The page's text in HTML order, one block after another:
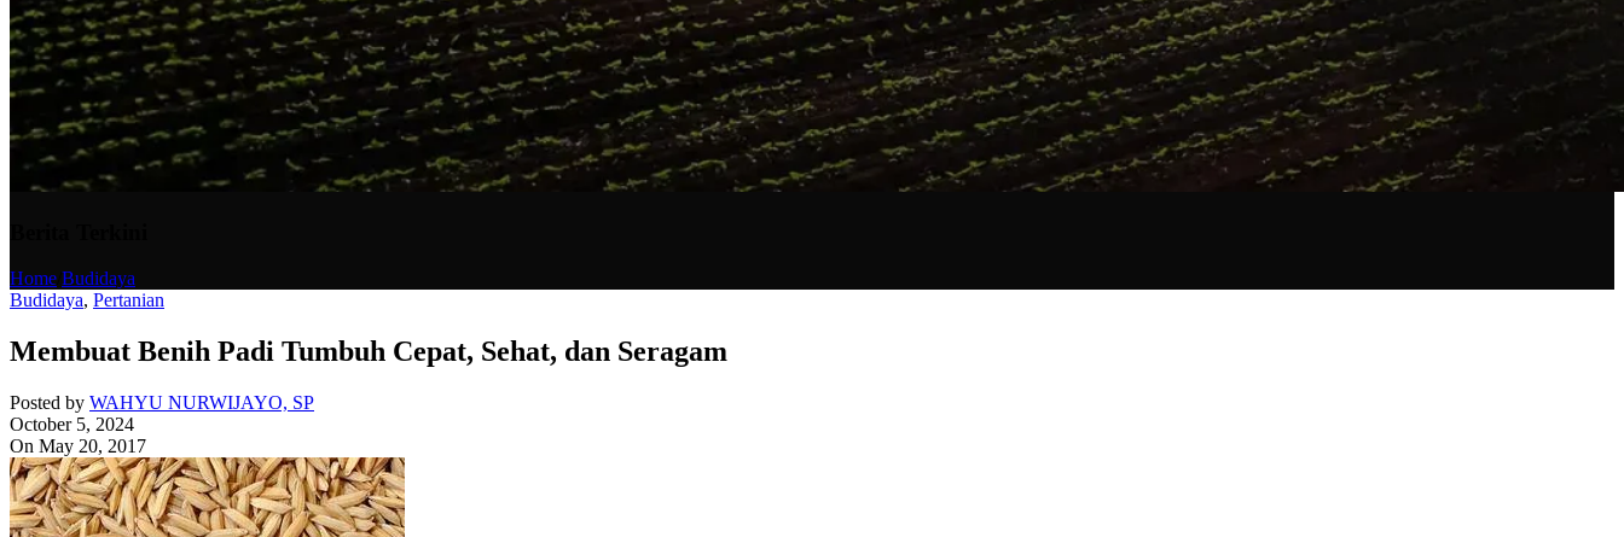
Home Budidaya
Budidaya, Pertanian
Membuat Benih Padi Tumbuh Cepat, Sehat, dan Seragam
Posted by WAHYU NURWIJAYO, SP
October 5, 2024
On May 20, 2017